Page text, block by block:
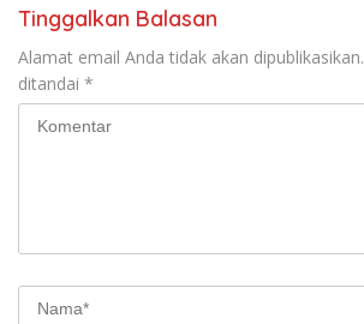
Tinggalkan Balasan
Alamat email Anda tidak akan dipublikasikan.
ditandai *